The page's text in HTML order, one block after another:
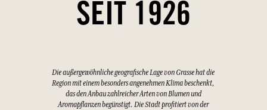
SEIT 1926
Die außergewöhnliche geografische Lage von Grasse hat die
Region mit einem besonders angenehmen Klima beschenkt,
das den Anbau zahlreicher Arten von Blumen und
Aromapflanzen begünstigt. Die Stadt profitiert von der